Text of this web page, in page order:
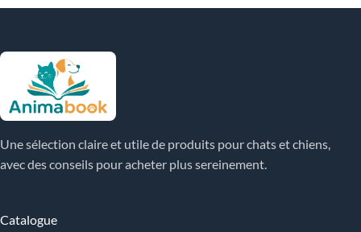
Une sélection claire et utile de produits pour chats et chiens,
avec des conseils pour acheter plus sereinement.
Catalogue